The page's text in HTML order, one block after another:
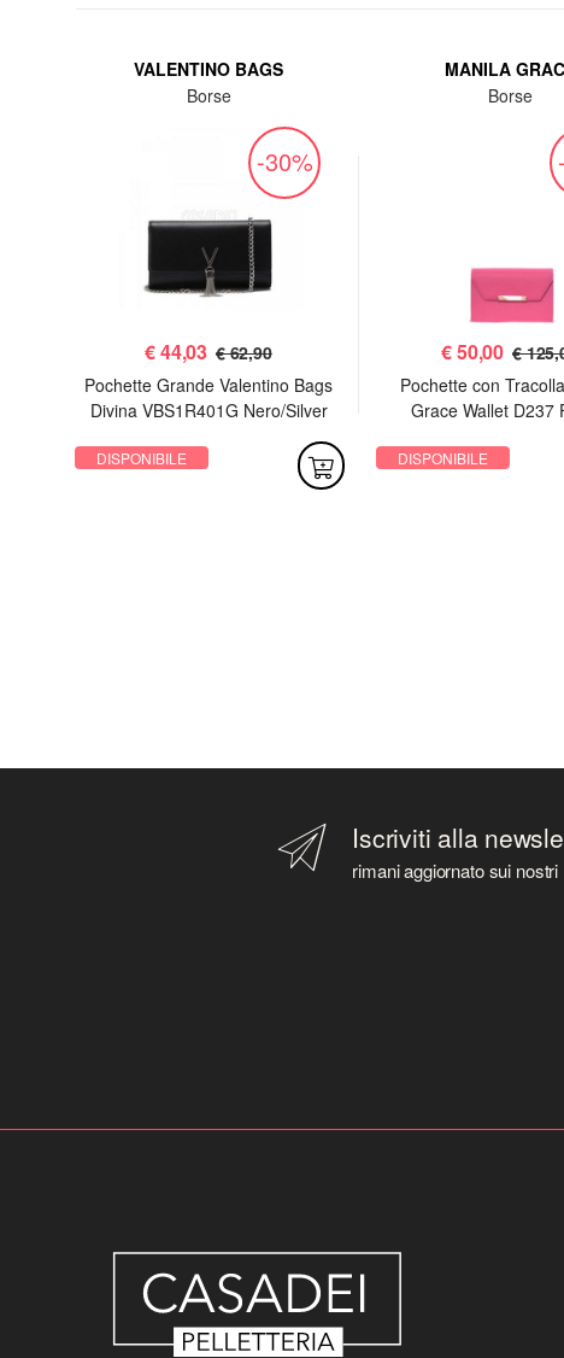
VALENTINO BAGS
Borse
-30%
€44,03 € 62,90
Pochette Grande Valentino Bags
Divina VBS1R401G Nero/Silver
DISPONIBILE
MANILA
Borse
€50,00 €
Pochette con
Grace Wallet D237
DISPONIBILE
Iscriviti alla
rimani aggiornato sui